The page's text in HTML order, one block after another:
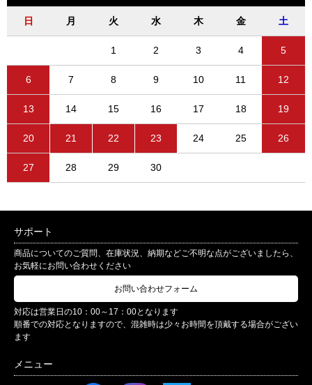
日 月 火 水 木 金 土
1 2 3 4 5
6 7 8 9 10 11 12
13 14 15 16 17 18 19
20 21 22 23 24 25 26
27 28 29 30
サポート
商品についてのご質問、在庫状況、納期などご不明な点がございましたら、
お気軽にお問い合わせください
お問い合わせフォーム
対応は営業日の10：00～17：00となります
順番での対応となりますので、混雑時は少々お時間を頂戴する場合がござい
ます